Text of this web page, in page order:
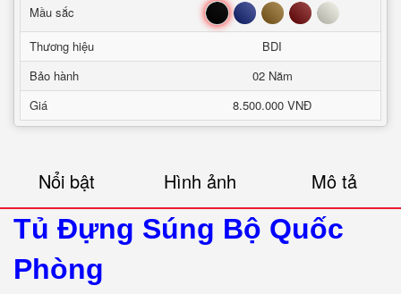
Mầu sắc Đen Xanh Nâu Đỏ Trắng
Thương hiệu
BDI
Bảo hành
02 Năm
Giá
8.500.000 VNĐ
Nổi bật Hình ảnh Mô tả
Tủ Đựng Súng Bộ Quốc
Phòng